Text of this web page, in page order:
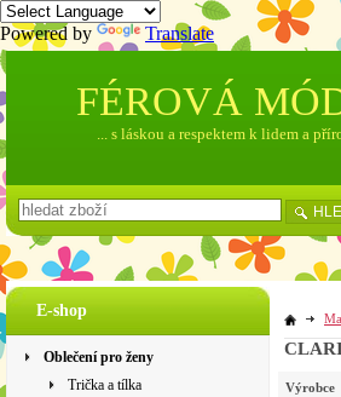
Powered by Translate
E-shop
Oblečení pro ženy
Trička a tílka
Výrobce
FÉROVÁ
... s láskou a respektem k lidem a